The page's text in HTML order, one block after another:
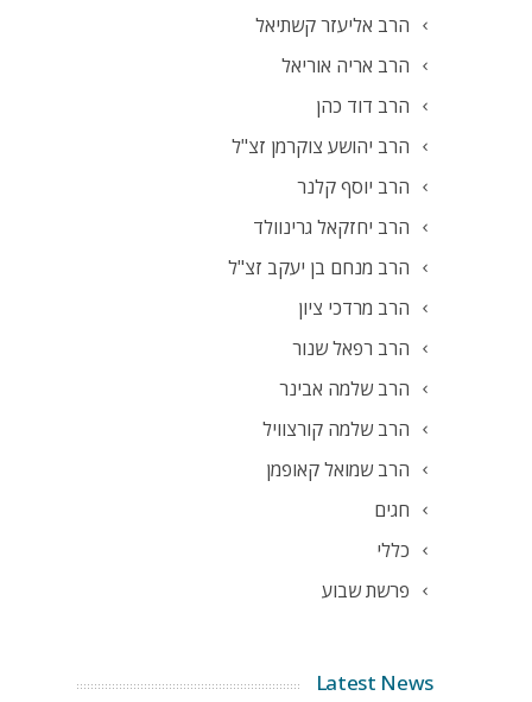
הרב אליעזר קשתיאל
הרב אריה אוריאל
הרב דוד כהן
הרב יהושע צוקרמן זצ"ל
הרב יוסף קלנר
הרב יחזקאל גרינוולד
הרב מנחם בן יעקב זצ"ל
הרב מרדכי ציון
הרב רפאל שנור
הרב שלמה אבינר
הרב שלמה קורצוויל
הרב שמואל קאופמן
חגים
כללי
פרשת שבוע
Latest News